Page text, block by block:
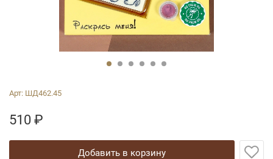
Арт: ШД462.45
510 ₽
добавить в корзину